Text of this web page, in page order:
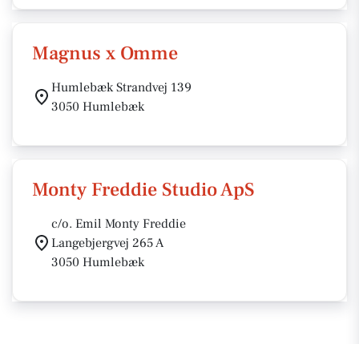
Magnus x Omme
Humlebæk Strandvej 139
3050 Humlebæk
Monty Freddie Studio ApS
c/o. Emil Monty Freddie
Langebjergvej 265 A
3050 Humlebæk